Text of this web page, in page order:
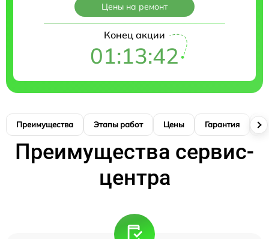
Цены на ремонт
Конец акции
01:13:42
Преимущества Этапы работ Цены Гарантия
Преимущества сервис-
центра